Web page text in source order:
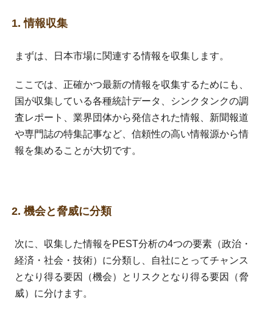
1. 情報収集
まずは、日本市場に関連する情報を収集します。
ここでは、正確かつ最新の情報を収集するためにも、
国が収集している各種統計データ、シンクタンクの調
査レポート、業界団体から発信された情報、新聞報道
や専門誌の特集記事など、信頼性の高い情報源から情
報を集めることが大切です。
2. 機会と脅威に分類
次に、収集した情報をPEST分析の4つの要素（政治・
経済・社会・技術）に分類し、自社にとってチャンス
となり得る要因（機会）とリスクとなり得る要因（脅
威）に分けます。